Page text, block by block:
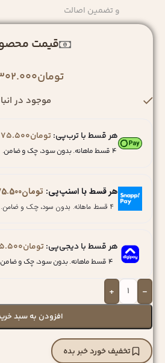
و تضمین اصالت
قیمت
تومان
موجود در
هر قسط با ترب‌پی:تومان75.500
۴ قسط ماهانه. بدون سود، چک و ضامن.
هر قسط با اسنپ‌پی: تومان
۴ قسط ماهانه. بدون سود، چک و ضامن.
هر قسط با دیجی‌پی:تومان
۴ قسط ماهانه. بدون سود، چک و ضامن.
-
+
افزودن به سبد
تخفیف خورد خبر بده